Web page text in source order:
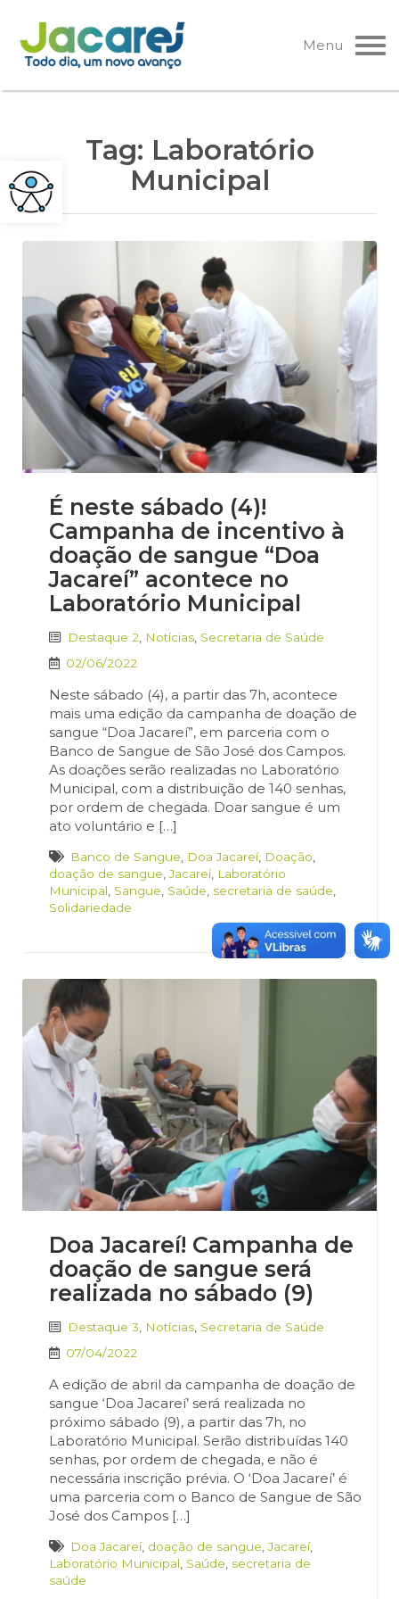
Pular
para
o
Menu
Tag: Laboratório
Municipal
É neste sábado (4)!
Campanha de incentivo à
doação de sangue “Doa
Jacareí” acontece no
Laboratório Municipal
Destaque 2 Notícias Secretaria de Saúde
02/06/2022
Neste sábado (4), a partir das 7h, acontece
mais uma edição da campanha de doação de
sangue “Doa Jacareí”, em parceria com o
Banco de Sangue de São José dos Campos.
As doações serão realizadas no Laboratório
Municipal, com a distribuição de 140 senhas,
por ordem de chegada. Doar sangue é um
ato voluntário e […]
Banco de Sangue Doa Jacareí, Doação
doação de sangue ,Jacareí, Laboratório
Municipal Sangue Saúde secretaria de saúde
Solidariedade
Doa Jacareí! Campanha de
doação de sangue será
realizada no sábado (9)
Destaque 3 Notícias Secretaria de Saúde
07/04/2022
A edição de abril da campanha de doação de
sangue ‘Doa Jacareí’ será realizada no
próximo sábado (9), a partir das 7h, no
Laboratório Municipal. Serão distribuídas 140
senhas, por ordem de chegada, e não é
necessária inscrição prévia. O ‘Doa Jacareí’ é
uma parceria com o Banco de Sangue de São
José dos Campos […]
Doa Jacareí, doação de sangue ,Jacareí,
Laboratório Municipal Saúde secretaria de
saúde